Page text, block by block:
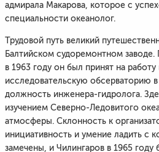
адмирала Макарова, которое с
специальности океанолог.
Трудовой путь великий
Балтийском судоремонтном
в 1963 году он был принят на
исследовательскую обсерваторию
должность инженера-гидролога.
изучением Северно-Ледовитого
атмосферы. Склонность к
инициативность и умение ладить с
замечены, и Чилингаров в 1965 году